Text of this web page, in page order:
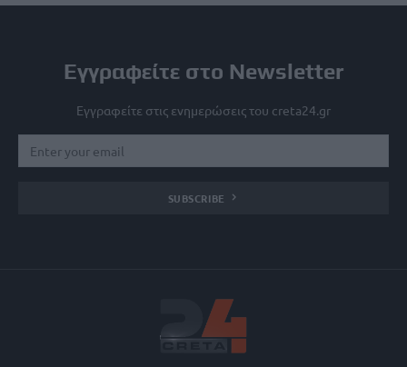
Εγγραφείτε στο Newsletter
Εγγραφείτε στις ενημερώσεις του creta24.gr
SUBSCRIBE